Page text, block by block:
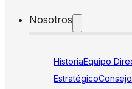
Nosotros
HistoriaEquipo
Estratégico